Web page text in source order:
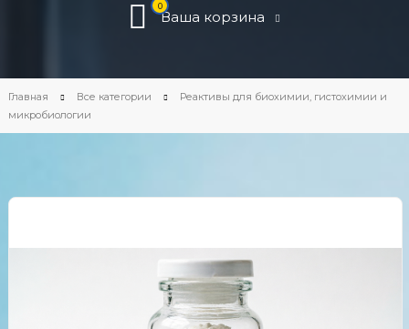
0
Ваша корзина
Главная Все категории
Реактивы для биохимии, гистохимии и
микробиологии